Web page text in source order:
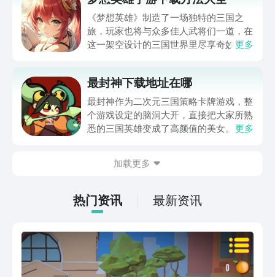
《梦想英雄》制造了一场独特的三国之
旅，玩家也将与众多佳人武将们一道，在
这一架空设计的三国世界里尽享奇妙冒
为玩家们带来，通过它就可以体验到超级
畅快的三国冒险，想入坑这一作品的玩家
还请不要错过。
更多
最封神下载地址在哪
最封神作为二次元三国策略卡牌游戏，整
个游戏设定的脑洞大开，直接把大家所熟
悉的三国英雄变成了高颜值的美女。整体
家在体验游戏的时候，如果能够成功的下
面就针对下载地址做相关内容的介绍。
更多
加载更多
热门资讯 最新资讯